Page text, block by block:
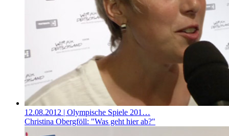
12.08.2012 | Olympische Spiele 201…
Christina Obergföll: "Was geht hier ab?"